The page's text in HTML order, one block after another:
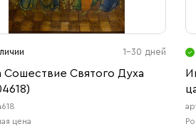
1-30 дней
Сошествие Святого Духа
цена